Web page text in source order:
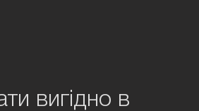
вигідно в